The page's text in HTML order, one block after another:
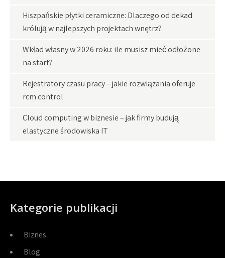
Hiszpańskie płytki ceramiczne: Dlaczego od dekad
królują w najlepszych projektach wnętrz?
Wkład własny w 2026 roku: ile musisz mieć odłożone
na start?
Rejestratory czasu pracy – jakie rozwiązania oferuje
rcm control
Cloud computing w biznesie – jak firmy budują
elastyczne środowiska IT
Kategorie publikacji
Biznes
Blog